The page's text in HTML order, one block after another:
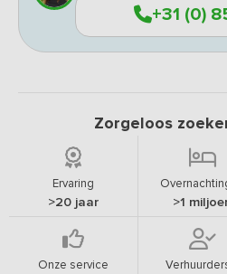
+31 (0)
Zorgeloos
Ervaring
>20 jaar >1
Onze service